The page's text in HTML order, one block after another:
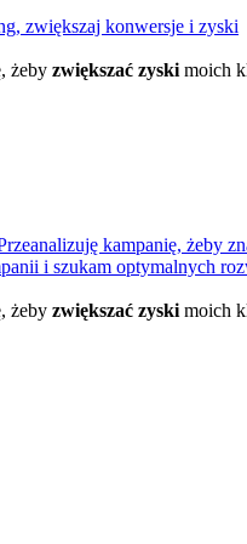
zwiększaj konwersje i zyski
żeby zwiększać zyski moich
kampanię, żeby
i szukam optymalnych
żeby zwiększać zyski moich